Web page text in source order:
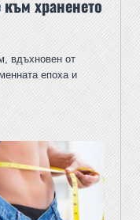
храненето
вдъхновен от
епоха и